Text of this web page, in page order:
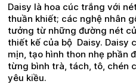
Daisy là hoa cúc trắng với
thuần khiết; các nghệ nhân
tưởng từ những đường nét
thiết kế của bộ Daisy. Daisy
mịn, tạo hình thon nhẹ phần
từng bình trà, tách, tô, chén
yêu kiều.